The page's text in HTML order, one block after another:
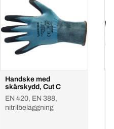
Handske med
skärskydd, Cut C
EN 420, EN 388,
nitrilbeläggning